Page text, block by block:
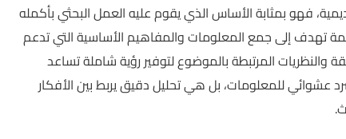
فهو بمثابة الأساس الذي يقوم عليه العمل البحثي بأكمله
تهدف إلى جمع المعلومات والمفاهيم الأساسية التي تدعم
والنظريات المرتبطة بالموضوع لتوفير رؤية شاملة تساعد
عشوائي للمعلومات، بل هي تحليل دقيق يربط بين الأفكار